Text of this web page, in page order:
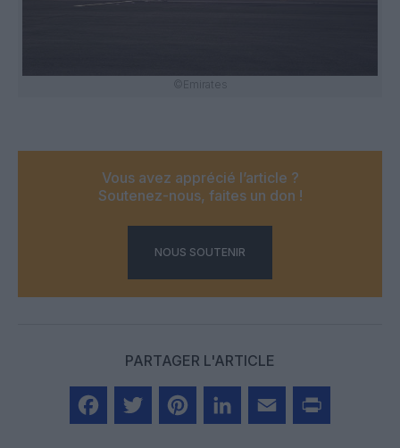
©Emirates
Vous avez apprécié l’article ?
Soutenez-nous, faites un don !
NOUS SOUTENIR
PARTAGER L'ARTICLE